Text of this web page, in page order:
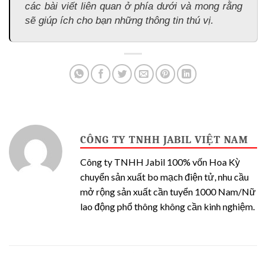
các bài viết liên quan ở phía dưới và mong rằng
sẽ giúp ích cho bạn những thông tin thú vị.
CÔNG TY TNHH JABIL VIỆT NAM
Công ty TNHH Jabil 100% vốn Hoa Kỳ
chuyển sản xuất bo mạch điện tử, nhu cầu
mở rộng sản xuất cần tuyển 1000 Nam/Nữ
lao động phổ thông không cần kinh nghiệm.